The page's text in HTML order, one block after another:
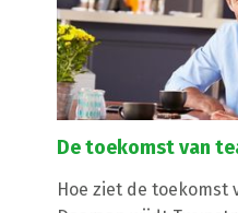
De toekomst van
Hoe ziet de toekomst